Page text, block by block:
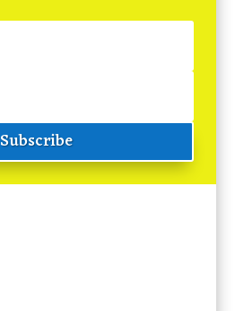
Subscribe